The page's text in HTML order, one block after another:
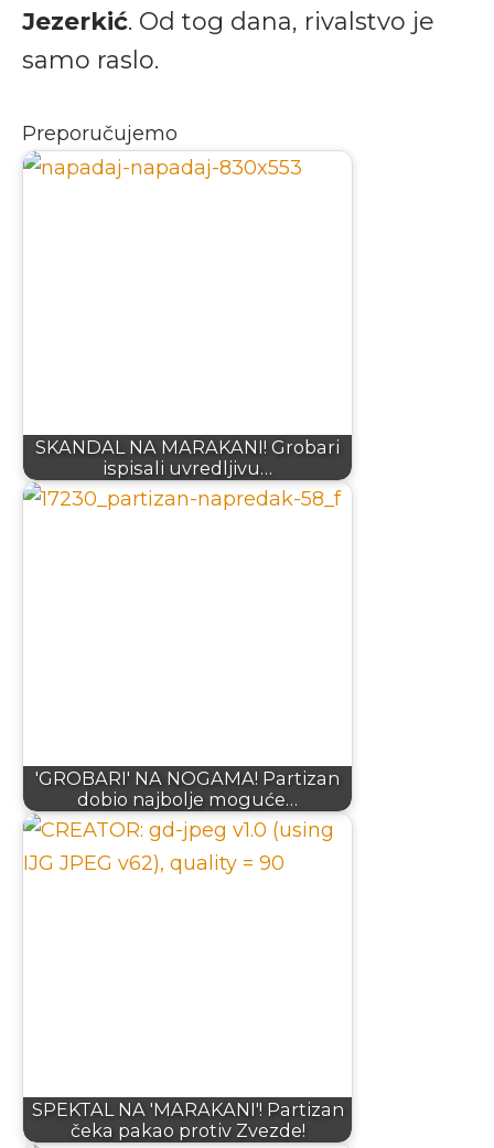
Jezerkić. Od tog dana, rivalstvo je
samo raslo.
Preporučujemo
SKANDAL NA MARAKANI! Grobari
ispisali uvredljivu…
'GROBARI' NA NOGAMA! Partizan
dobio najbolje moguće…
SPEKTAL NA 'MARAKANI'! Partizan
čeka pakao protiv Zvezde!